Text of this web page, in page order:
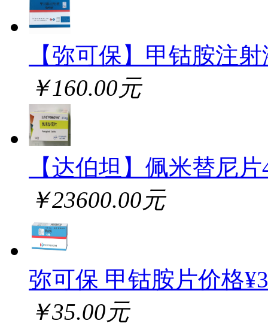
【弥可保】甲钴胺注
￥160.00元
【达伯坦】佩米替尼片
￥23600.00元
弥可保 甲钴胺片价格¥3
￥35.00元